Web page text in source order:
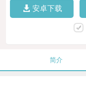
安卓下载
简介